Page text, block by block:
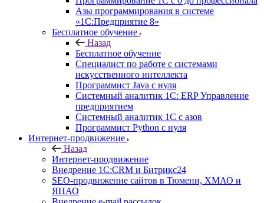
Азы программирования в системе
«1С:Предприятие 8»
Бесплатное обучение
Назад
Бесплатное обучение
Специалист по работе с системами
искусственного интеллекта
Программист Java с нуля
Системный аналитик 1С: ERP Управление
предприятием
Системный аналитик 1С с азов
Программист Python с нуля
Интернет-продвижение
Назад
Интернет-продвижение
Внедрение 1C:CRM и Битрикс24
SEO-продвижение сайтов в Тюмени, ХМАО и
ЯНАО